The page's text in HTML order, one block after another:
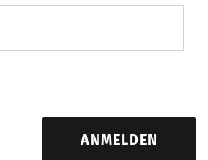
ANMELDEN